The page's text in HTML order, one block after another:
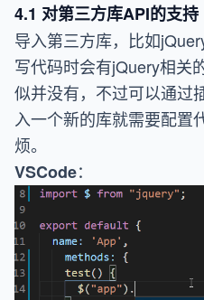
4.1 对第三方库API的支持
导入第三方库，比如
写代码时会有jQuery相关
似并没有，不过可以通过
入一个新的库就需要配置
烦。
VSCode：